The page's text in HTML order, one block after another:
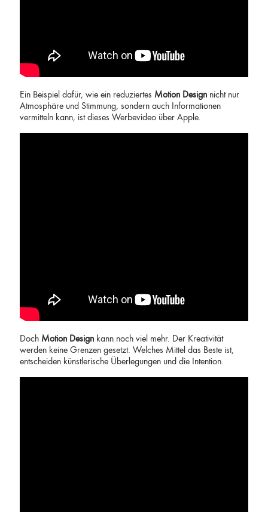
Ein Beispiel dafür, wie ein reduziertes Motion Design nicht nur
Atmosphäre und Stimmung, sondern auch Informationen
vermitteln kann, ist dieses Werbevideo über Apple.
Doch Motion Design kann noch viel mehr. Der Kreativität
werden keine Grenzen gesetzt. Welches Mittel das Beste ist,
entscheiden künstlerische Überlegungen und die Intention.